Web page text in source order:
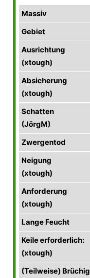
Massiv
Gebiet
Ausrichtung
(xtough)
Absicherung
(xtough)
Schatten
(JörgM)
Zwergentod
Neigung
(xtough)
Anforderung
(xtough)
Lange Feucht
Keile erforderlich:
(xtough)
(Teilweise) Brüchig